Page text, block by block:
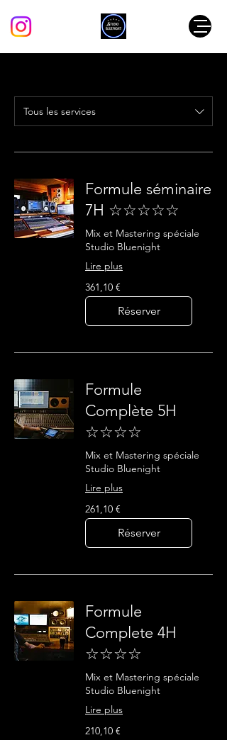
Tous les services
Formule séminaire
7H ☆☆☆☆☆
Mix et Mastering spéciale
Studio Bluenight
Lire plus
361,10
euros
361,10 €
Réserver
Formule
Complète 5H
☆☆☆☆
Mix et Mastering spéciale
Studio Bluenight
Lire plus
261,10
euros
261,10 €
Réserver
Formule
Complete 4H
☆☆☆☆
Mix et Mastering spéciale
Studio Bluenight
Lire plus
210,10
euros
210,10 €